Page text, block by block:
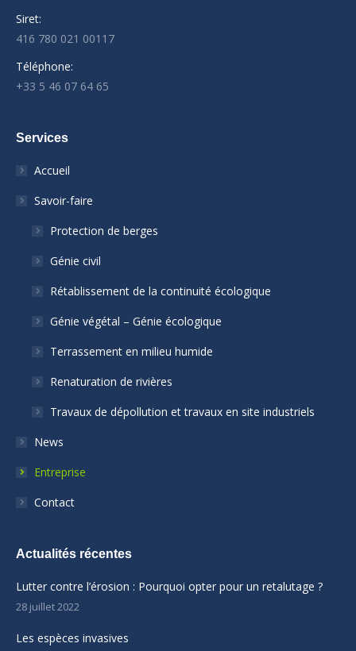
Siret:
416 780 021 00117
Téléphone:
+33 5 46 07 64 65
Services
Accueil
Savoir-faire
Protection de berges
Génie civil
Rétablissement de la continuité écologique
Génie végétal – Génie écologique
Terrassement en milieu humide
Renaturation de rivières
Travaux de dépollution et travaux en site industriels
News
Entreprise
Contact
Actualités récentes
Lutter contre l’érosion : Pourquoi opter pour un retalutage ?
28 juillet 2022
Les espèces invasives